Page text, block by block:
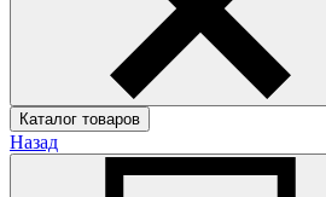
Каталог товаров
Назад